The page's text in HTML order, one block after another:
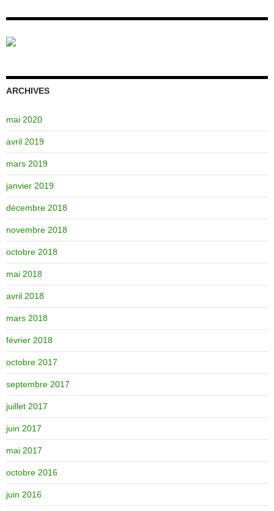
ARCHIVES
mai 2020
avril 2019
mars 2019
janvier 2019
décembre 2018
novembre 2018
octobre 2018
mai 2018
avril 2018
mars 2018
février 2018
octobre 2017
septembre 2017
juillet 2017
juin 2017
mai 2017
octobre 2016
juin 2016